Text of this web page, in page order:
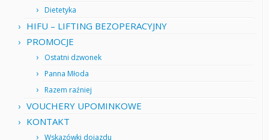
Dietetyka
HIFU – LIFTING BEZOPERACYJNY
PROMOCJE
Ostatni dzwonek
Panna Młoda
Razem raźniej
VOUCHERY UPOMINKOWE
KONTAKT
Wskazówki dojazdu